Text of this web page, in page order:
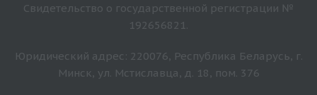
Свидетельство о государственной регистрации №
192656821.
Юридический адрес: 220076, Республика Беларусь, г.
Минск, ул. Мстиславца, д. 18, пом. 376